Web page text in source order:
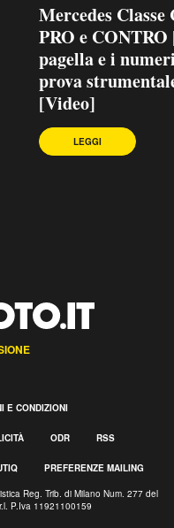
Mercedes Classe
PRO e CONTRO
pagella e i
prova
[Video]
LEGGI
E CONDIZIONI
ODR RSS
PREFERENZE MAILING
Reg. Trib. di Milano Num. 277 del
P.Iva 11921100159